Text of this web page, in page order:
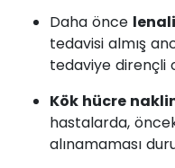
Daha önce
tedavisi almış
tedaviye dirençli
Kök hücre
hastalarda,
alınamaması